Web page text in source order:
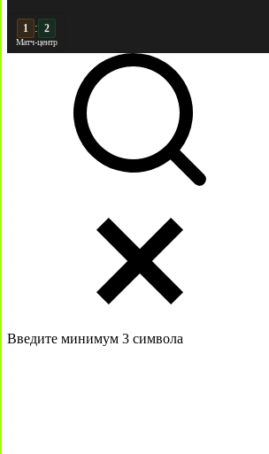
: 2
Матч-центр
Введите минимум 3 символа